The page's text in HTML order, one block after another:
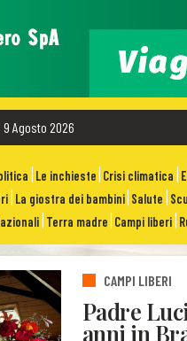
Agosto 2026
Le inchieste Crisi climatica
La giostra dei bambini Salute
Terra madre Campi liberi
CAMPI LIBERI
Padre
anni in